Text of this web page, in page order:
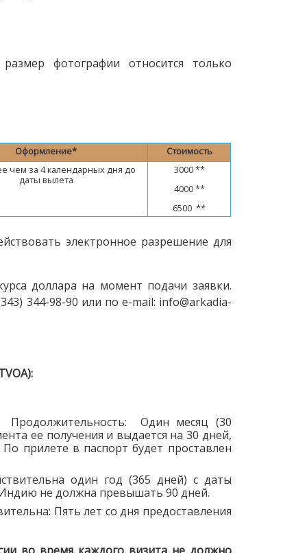
фотографии относится только
Оформление*
Стоимость
чем за 4 календарных дня до
даты вылета
3000 **
4000 **
6500 **
электронное разрешение для
доллара на момент подачи заявки.
344-98-90 или по e-mail: info@arkadia-
Продолжительность: Один месяц (30
ее получения и выдается на 30 дней,
прилете в паспорт будет проставлен
один год (365 дней) с даты
не должна превышать 90 дней.
Пять лет со дня предоставления